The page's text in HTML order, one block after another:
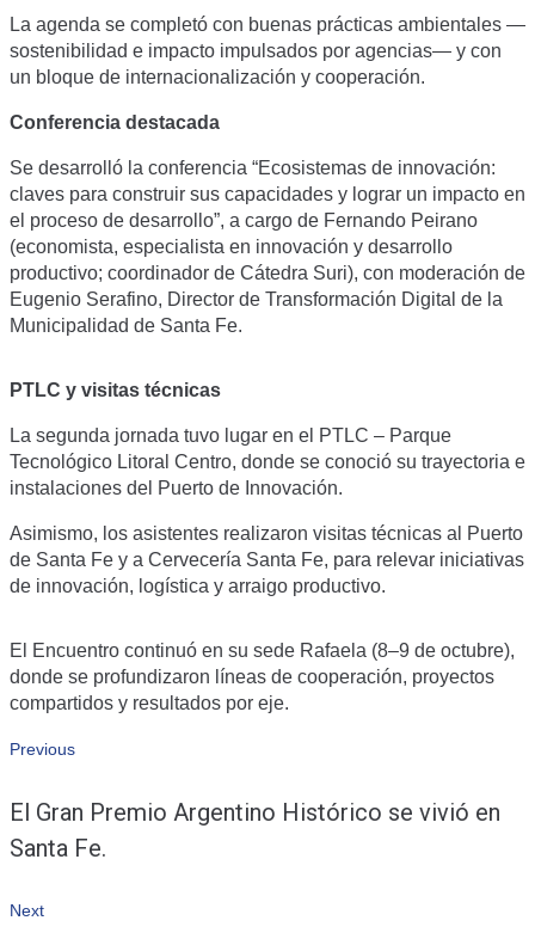
La agenda se completó con buenas prácticas ambientales —
sostenibilidad e impacto impulsados por agencias— y con
un bloque de internacionalización y cooperación.
Conferencia destacada
Se desarrolló la conferencia “Ecosistemas de innovación:
claves para construir sus capacidades y lograr un impacto en
el proceso de desarrollo”, a cargo de Fernando Peirano
(economista, especialista en innovación y desarrollo
productivo; coordinador de Cátedra Suri), con moderación de
Eugenio Serafino, Director de Transformación Digital de la
Municipalidad de Santa Fe.
PTLC y visitas técnicas
La segunda jornada tuvo lugar en el PTLC – Parque
Tecnológico Litoral Centro, donde se conoció su trayectoria e
instalaciones del Puerto de Innovación.
Asimismo, los asistentes realizaron visitas técnicas al Puerto
de Santa Fe y a Cervecería Santa Fe, para relevar iniciativas
de innovación, logística y arraigo productivo.
El Encuentro continuó en su sede Rafaela (8–9 de octubre),
donde se profundizaron líneas de cooperación, proyectos
compartidos y resultados por eje.
Navegación
de
entradas
Previous
Previous
El Gran Premio Argentino Histórico se vivió en
Santa Fe.
Next
Next